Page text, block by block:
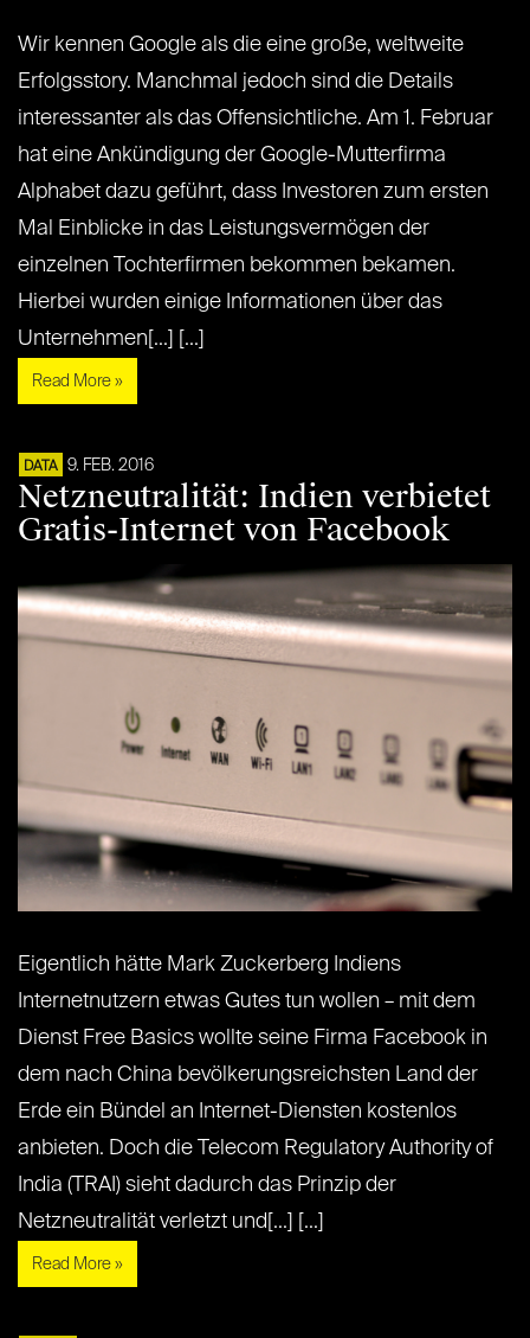
Wir kennen Google als die eine große, weltweite
Erfolgsstory. Manchmal jedoch sind die Details
interessanter als das Offensichtliche. Am 1. Februar
hat eine Ankündigung der Google-Mutterfirma
Alphabet dazu geführt, dass Investoren zum ersten
Mal Einblicke in das Leistungsvermögen der
einzelnen Tochterfirmen bekommen bekamen.
Hierbei wurden einige Informationen über das
Unternehmen[...] [...]
Read More »
DATA 9. FEB. 2016
Netzneutralität: Indien verbietet
Gratis-Internet von Facebook
Eigentlich hätte Mark Zuckerberg Indiens
Internetnutzern etwas Gutes tun wollen – mit dem
Dienst Free Basics wollte seine Firma Facebook in
dem nach China bevölkerungsreichsten Land der
Erde ein Bündel an Internet-Diensten kostenlos
anbieten. Doch die Telecom Regulatory Authority of
India (TRAI) sieht dadurch das Prinzip der
Netzneutralität verletzt und[...] [...]
Read More »